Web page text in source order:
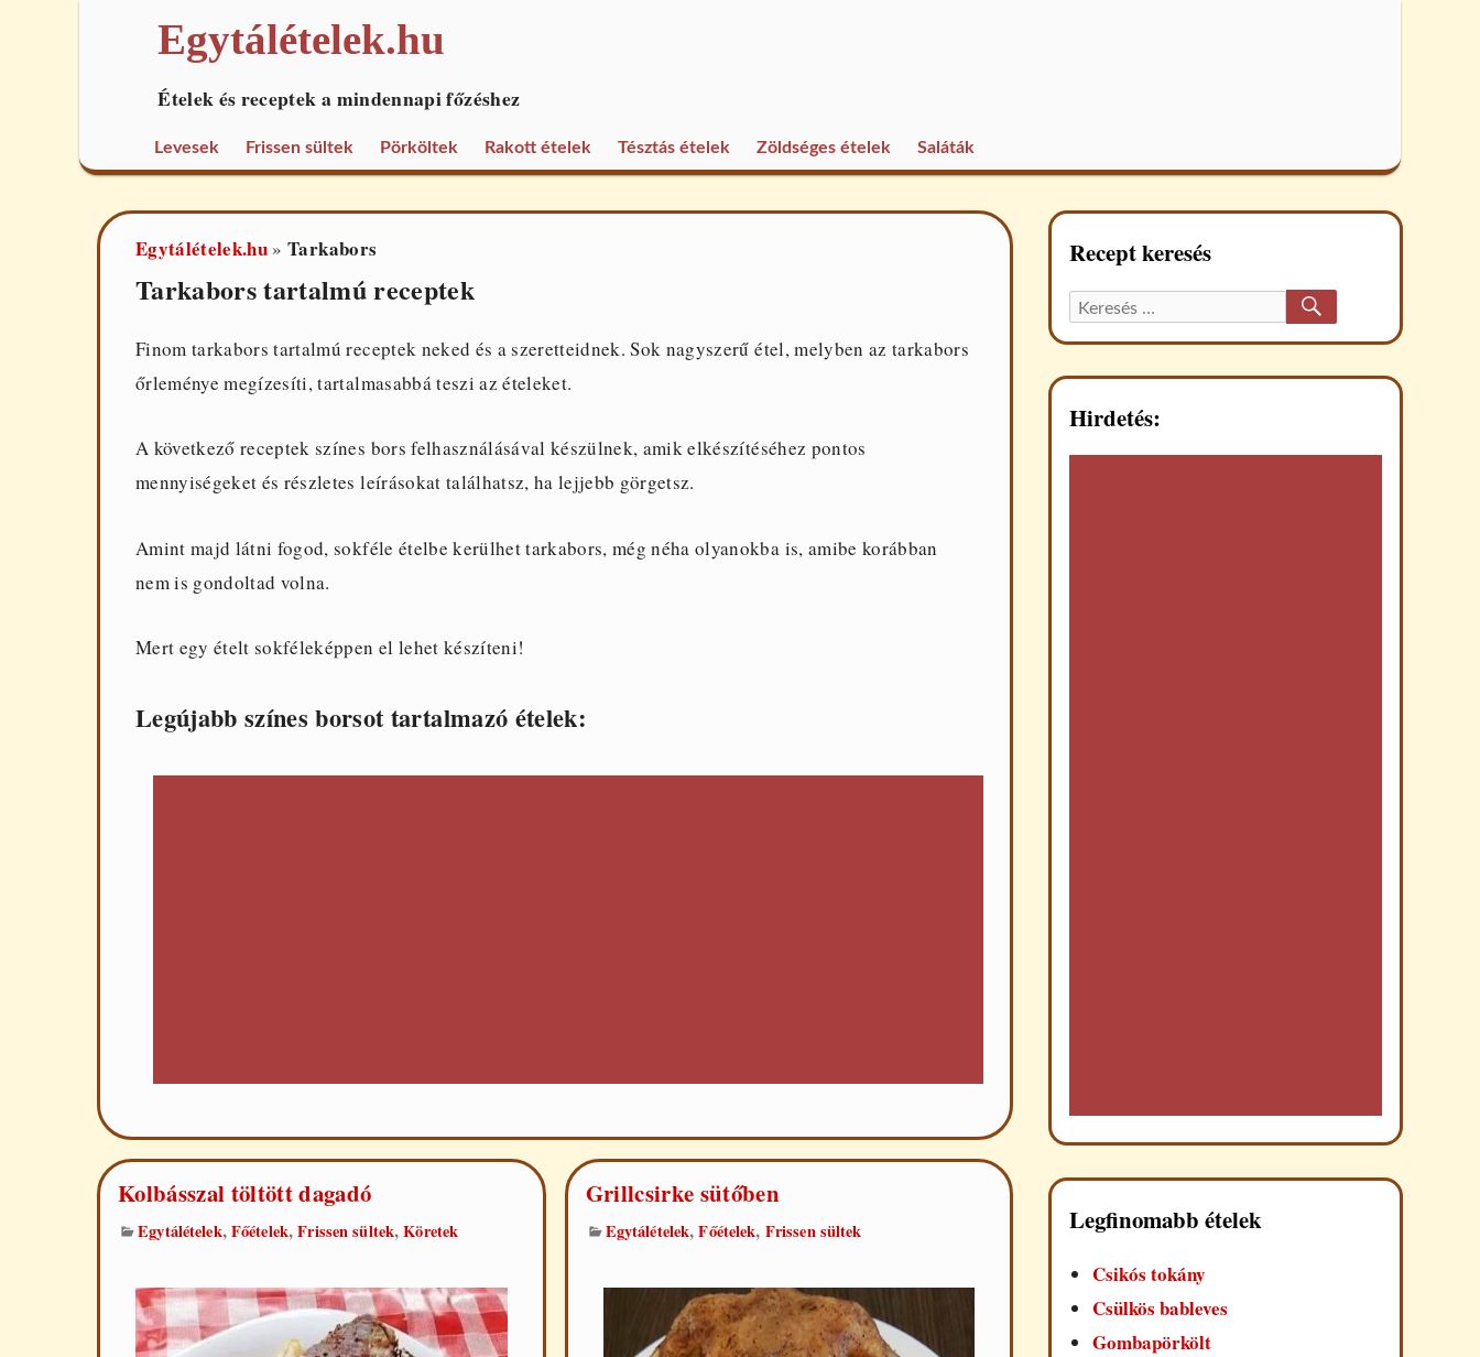
Egytálételek.hu
Ételek és receptek a mindennapi főzéshez
Levesek Frissen sültek Pörköltek Rakott ételek Tésztás ételek Zöldséges ételek Saláták
Egytálételek.hu »Tarkabors
Tarkabors tartalmú receptek
Finom tarkabors tartalmú receptek neked és a szeretteidnek. Sok nagyszerű étel, melyben az tarkabors
őrleménye megízesíti, tartalmasabbá teszi az ételeket.
A következő receptek színes bors felhasználásával készülnek, amik elkészítéséhez pontos
mennyiségeket és részletes leírásokat találhatsz, ha lejjebb görgetsz.
Amint majd látni fogod, sokféle ételbe kerülhet tarkabors, még néha olyanokba is, amibe korábban
nem is gondoltad volna.
Mert egy ételt sokféleképpen el lehet készíteni!
Legújabb színes borsot tartalmazó ételek:
Kolbásszal töltött dagadó
Egytálételek,Főételek,Frissen sültek,Köretek
Grillcsirke sütőben
Egytálételek,Főételek, Frissen sültek
Recept keresés
Keresett
recept:
Hirdetés:
Legfinomabb ételek
Csikós tokány
Csülkös bableves
Gombapörkölt